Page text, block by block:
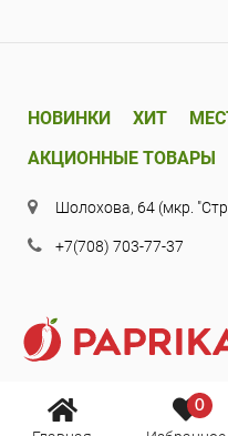
0
НОВИНКИ ХИТ
АКЦИОННЫЕ ТОВАРЫ
Шолохова, 64 (мкр.
+7(708) 703-77-37